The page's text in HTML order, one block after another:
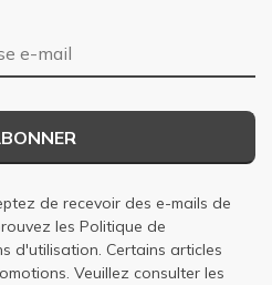
de recevoir des e-mails de
les Politique de
d'utilisation. Certains articles
Veuillez consulter les